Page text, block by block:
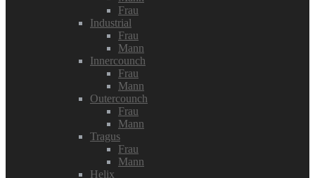
Frau
Industrial
Frau
Mann
Innercounch
Frau
Mann
Outercounch
Frau
Mann
Tragus
Frau
Mann
Helix